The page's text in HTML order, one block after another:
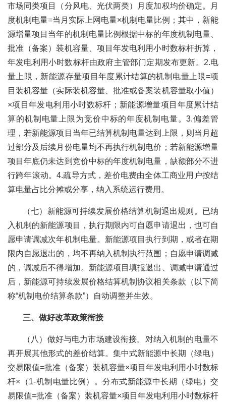
市场同类项目（分风电、光伏两类）月度加权均价确定。月
度机制电量=当月实际上网电量×机制电量比例；其中，新能
源增量项目当年的机制电量比例根据中标的年度机制电量、
批准（备案）装机容量、项目年发电利用小时数标杆折算，
年发电利用小时数标杆由政府主管部门定期发布更新。2.电
量上限，新能源存量项目年度累计结算的机制电量上限=项
目装机容量（实际装机容量、批准或备案装机容量取小值）
×项目年发电利用小时数标杆；新能源增量项目年度累计结
算的机制电量上限为竞价中标的年度机制电量。3.偏差管
理，若新能源项目当年已结算机制电量达到上限，则当月超
过部分及后续月份电量均不再执行机制电价；若新能源增量
项目年底仍未达到竞价中标的年度机制电量，缺额部分不进
行跨年滚动。4.疏导方式，差价电费由全体工商业用户按结
算电量占比分摊或分享，纳入系统运行费用。
（七）新能源可持续发展价格结算机制退出规则。已纳
入机制的新能源项目，执行期限内可自愿申请退出，也可自
愿申请调减次年机制电量。新能源项目执行到期，或者在期
限内自愿退出的，均不再纳入机制执行范围；自愿申请调减
的，调减后不得增加。新能源项目填报退出、调减申请通过
后，新能源可持续发展价格结算机制协议相关条款（以下简
称“机制电价结算条款”）自动调整并生效。
三、做好改革政策衔接
（八）做好与电力市场建设衔接。对纳入机制的电量不
再开展其他形式的差价结算。集中式新能源中长期（绿电）
交易限值=批准（备案）装机容量×项目年发电利用小时数标
杆×（1-机制电量比例）。分布式新能源中长期（绿电）交
易限值=批准（备案）装机容量×项目年发电利用小时数标杆